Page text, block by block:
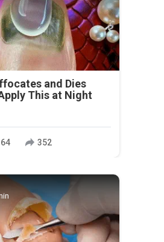
and Dies
This at Night
64 352